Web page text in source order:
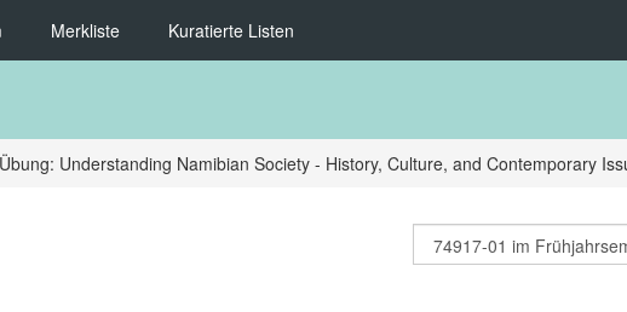
Merkliste Kuratierte Listen
Understanding Namibian Society - History, Culture, and Contemporary